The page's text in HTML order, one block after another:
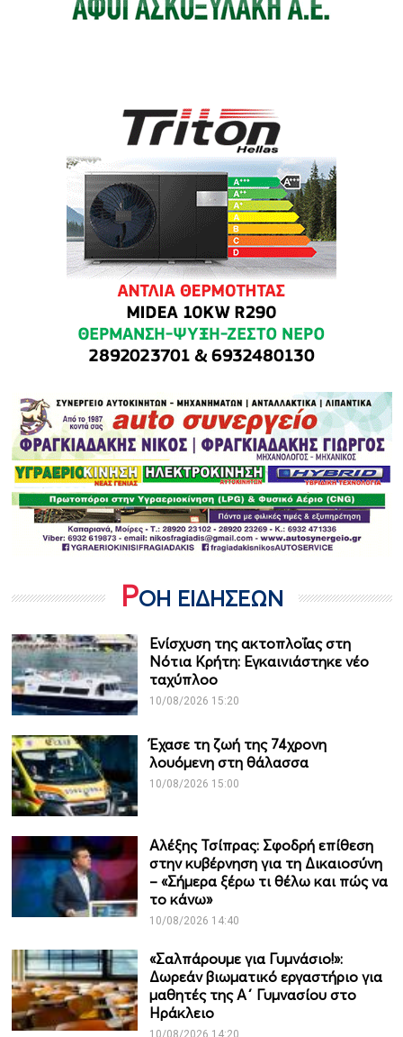
ΡΟΗ ΕΙΔΗΣΕΩΝ
Ενίσχυση της ακτοπλοΐας στη
Νότια Κρήτη: Εγκαινιάστηκε νέο
ταχύπλοο
10/08/2026 15:20
Έχασε τη ζωή της 74χρονη
λουόμενη στη θάλασσα
10/08/2026 15:00
Αλέξης Τσίπρας: Σφοδρή επίθεση
στην κυβέρνηση για τη Δικαιοσύνη
– «Σήμερα ξέρω τι θέλω και πώς να
το κάνω»
10/08/2026 14:40
«Σαλπάρουμε για Γυμνάσιο!»:
Δωρεάν βιωματικό εργαστήριο για
μαθητές της Α΄ Γυμνασίου στο
Ηράκλειο
10/08/2026 14:20